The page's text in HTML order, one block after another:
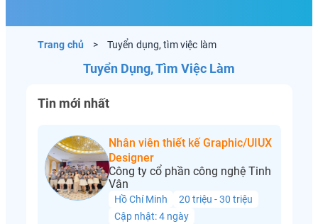
Trang chủ > Tuyển dụng, tìm việc làm
Tuyển Dụng, Tìm Việc Làm
Tin mới nhất
Nhân viên thiết kế Graphic/UIUX
Designer
Công ty cổ phần công nghệ Tinh
Vân
Hồ Chí Minh
20 triệu - 30 triệu
Cập nhật: 4 ngày